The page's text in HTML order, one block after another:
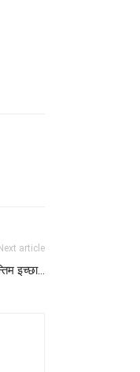
Next article
इच्छा…